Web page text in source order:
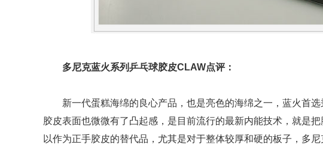
多尼克蓝火系列乒乓球胶皮CLAW点评：
新一代蛋糕海绵的良心产品，也是亮色的海绵之一，蓝火首
胶皮表面也微微有了凸起感，是目前流行的最新内能技术，就是
以作为正手胶皮的替代品，尤其是对于整体较厚和硬的板子，多